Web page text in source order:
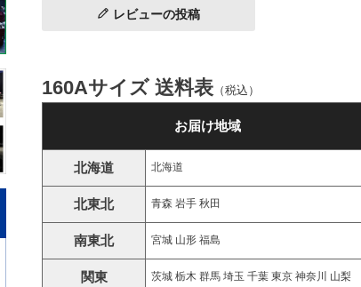
レビューの投稿
160Aサイズ 送料表 （税込）
お届け地域
北海道 北海道
北東北 青森 岩手 秋田
南東北 宮城 山形 福島
関東 茨城 栃木 群馬 埼玉 千葉 東京 神奈川 山梨